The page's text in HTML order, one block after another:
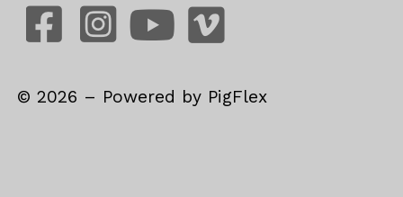
©2026 – Powered by PigFlex